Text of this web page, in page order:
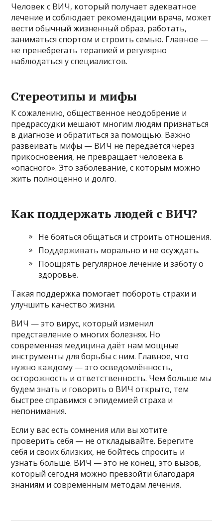
Человек с ВИЧ, который получает адекватное
лечение и соблюдает рекомендации врача, может
вести обычный жизненный образ, работать,
заниматься спортом и строить семью. Главное —
не пренебрегать терапией и регулярно
наблюдаться у специалистов.
Стереотипы и мифы
К сожалению, общественное неодобрение и
предрассудки мешают многим людям признаться
в диагнозе и обратиться за помощью. Важно
развеивать мифы — ВИЧ не передаётся через
прикосновения, не превращает человека в
«опасного». Это заболевание, с которым можно
жить полноценно и долго.
Как поддержать людей с ВИЧ?
Не бояться общаться и строить отношения.
Поддерживать морально и не осуждать.
Поощрять регулярное лечение и заботу о
здоровье.
Такая поддержка помогает побороть страхи и
улучшить качество жизни.
ВИЧ — это вирус, который изменил
представление о многих болезнях. Но
современная медицина даёт нам мощные
инструменты для борьбы с ним. Главное, что
нужно каждому — это осведомлённость,
осторожность и ответственность. Чем больше мы
будем знать и говорить о ВИЧ открыто, тем
быстрее справимся с эпидемией страха и
непонимания.
Если у вас есть сомнения или вы хотите
проверить себя — не откладывайте. Берегите
себя и своих близких, не бойтесь спросить и
узнать больше. ВИЧ — это не конец, это вызов,
который сегодня можно превзойти благодаря
знаниям и современным методам лечения.